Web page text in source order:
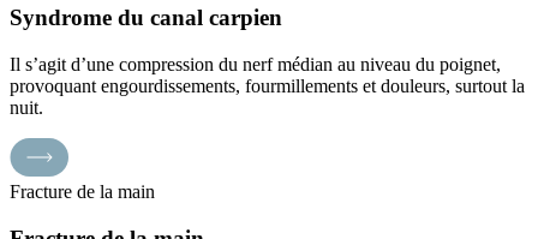
Syndrome du canal carpien
Il s’agit d’une compression du nerf médian au niveau du poignet,
provoquant engourdissements, fourmillements et douleurs, surtout la
nuit.
Fracture de la main